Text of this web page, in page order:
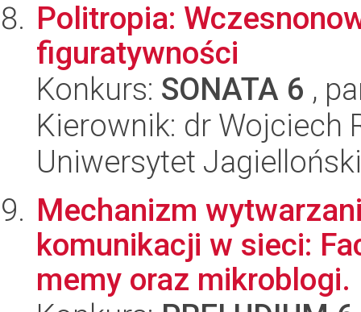
Politropia:
figuratywności
Konkurs: SONATA 6 ,
Kierownik: dr Wojciech
Uniwersytet
Mechanizm
komunikacji w sieci:
memy oraz mikroblogi.